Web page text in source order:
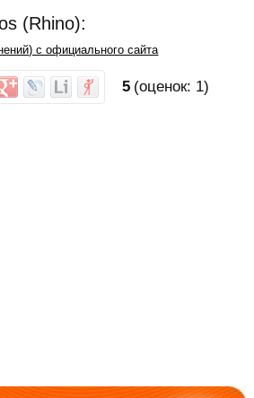
(Rhino):
с официального сайта
5 (оценок: 1)